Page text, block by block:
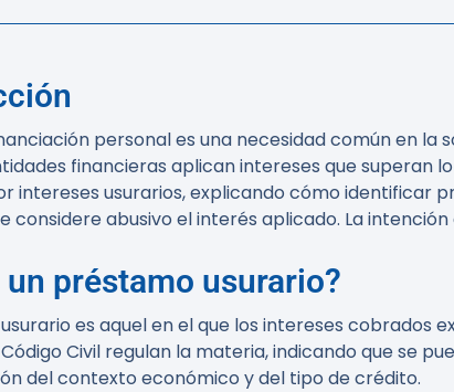
personal es una necesidad común en
financieras aplican intereses que superan
intereses usurarios, explicando cómo identificar
considere abusivo el interés aplicado. La
un préstamo usurario?
es aquel en el que los intereses cobrados
Civil regulan la materia, indicando que se
del contexto económico y del tipo de crédito.